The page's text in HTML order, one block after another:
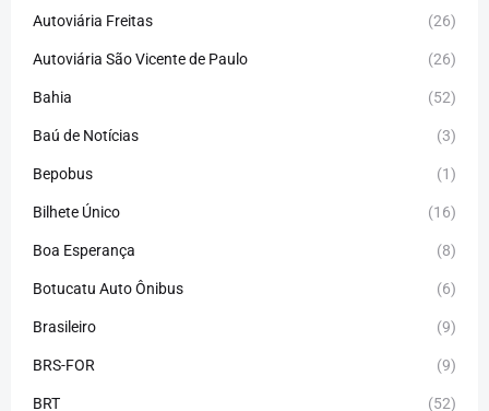
Autoviária Freitas (26)
Autoviária São Vicente de Paulo (26)
Bahia (52)
Baú de Notícias (3)
Bepobus (1)
Bilhete Único (16)
Boa Esperança (8)
Botucatu Auto Ônibus (6)
Brasileiro (9)
BRS-FOR (9)
BRT (52)